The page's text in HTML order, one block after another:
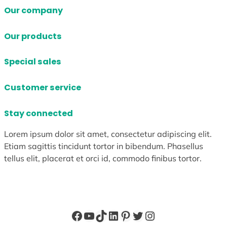
Our company
Our products
Special sales
Customer service
Stay connected
Lorem ipsum dolor sit amet, consectetur adipiscing elit.
Etiam sagittis tincidunt tortor in bibendum. Phasellus
tellus elit, placerat et orci id, commodo finibus tortor.
Facebook
YouTube
TikTok
LinkedIn
Pinterest
X Instagram